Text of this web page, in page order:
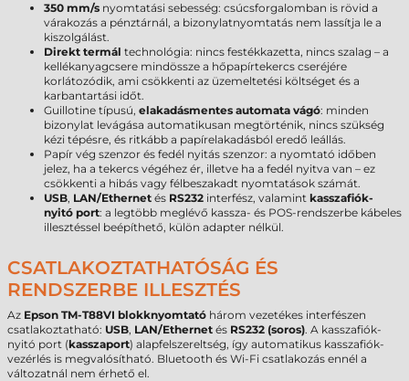
350 mm/s nyomtatási sebesség: csúcsforgalomban is rövid a
várakozás a pénztárnál, a bizonylatnyomtatás nem lassítja le a
kiszolgálást.
Direkt termál technológia: nincs festékkazetta, nincs szalag – a
kellékanyagcsere mindössze a hőpapírtekercs cseréjére
korlátozódik, ami csökkenti az üzemeltetési költséget és a
karbantartási időt.
Guillotine típusú, elakadásmentes automata vágó: minden
bizonylat levágása automatikusan megtörténik, nincs szükség
kézi tépésre, és ritkább a papírelakadásból eredő leállás.
Papír vég szenzor és fedél nyitás szenzor: a nyomtató időben
jelez, ha a tekercs végéhez ér, illetve ha a fedél nyitva van – ez
csökkenti a hibás vagy félbeszakadt nyomtatások számát.
USB, LAN/Ethernet és RS232 interfész, valamint kasszafiók-
nyitó port: a legtöbb meglévő kassza- és POS-rendszerbe kábeles
illesztéssel beépíthető, külön adapter nélkül.
CSATLAKOZTATHATÓSÁG ÉS
RENDSZERBE ILLESZTÉS
Az Epson TM-T88VI blokknyomtató három vezetékes interfészen
csatlakoztatható: USB, LAN/Ethernet és RS232 (soros). A kasszafiók-
nyitó port (kasszaport) alapfelszereltség, így automatikus kasszafiók-
vezérlés is megvalósítható. Bluetooth és Wi-Fi csatlakozás ennél a
változatnál nem érhető el.